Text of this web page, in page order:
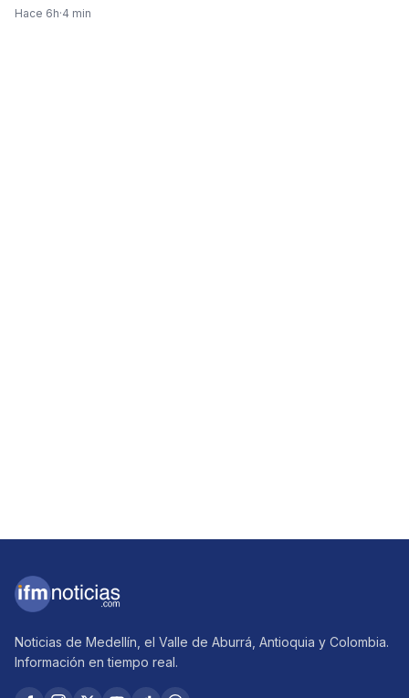
Hace 6h·4 min
Noticias de Medellín, el Valle de Aburrá, Antioquia y Colombia.
Información en tiempo real.